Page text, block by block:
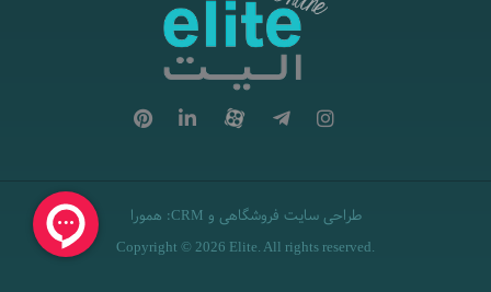
طراحی سایت فروشگاهی و CRM
: همورا
Copyright © 2026 Elite. All rights reserved.